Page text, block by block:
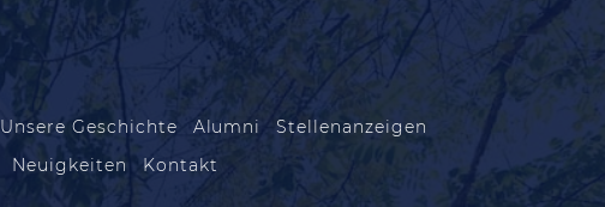
Unsere Geschichte Alumni
Stellenanzeigen
Neuigkeiten Kontakt